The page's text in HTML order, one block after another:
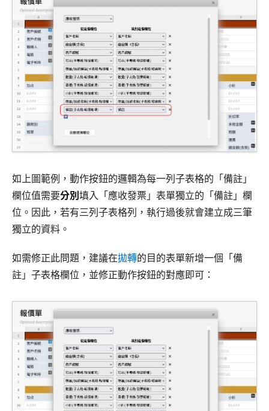
如上圖範例，動作按鈕的邏輯為每一列子表格的「備註」
欄位值需要分別填入「應收發票」表單獨立的「備註」欄
位。因此，若有三列子表格列，執行過後就會建立成三筆
獨立的資料。
如需修正此問題，建議在拋轉的目的表單新增一個「備
註」子表格欄位，並修正動作按鈕的對應即可：